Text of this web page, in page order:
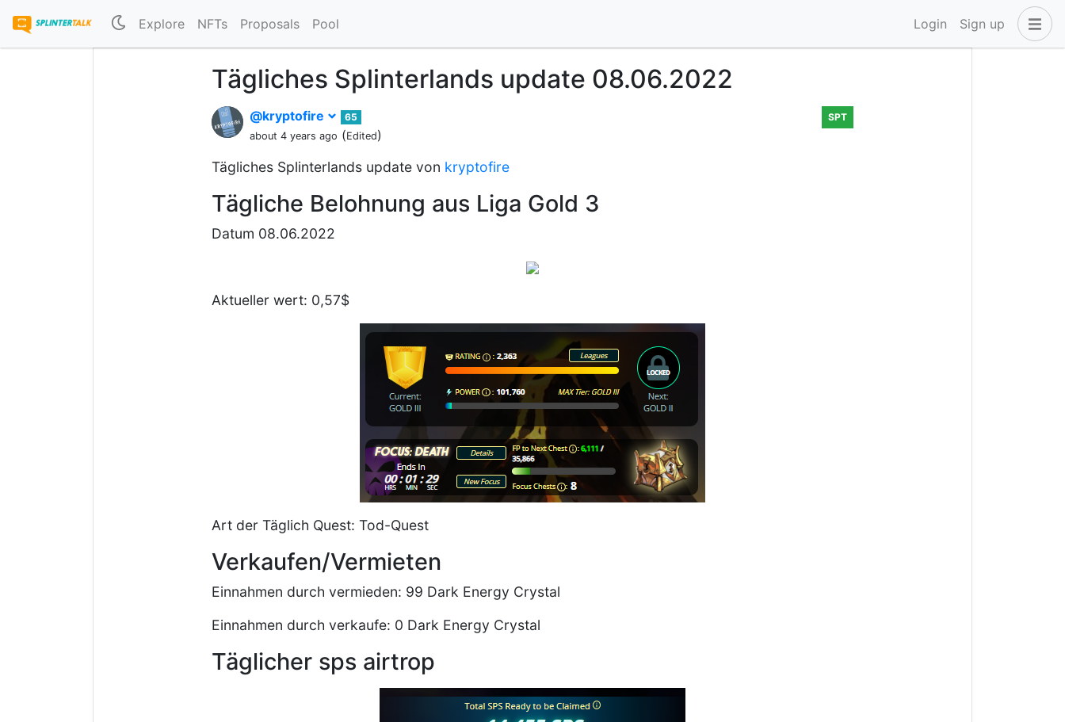
Explore NFTs Proposals Pool Login Sign up
Tägliches Splinterlands update 08.06.2022
@kryptofire
65
about 4 years ago (Edited)
SPT
Tägliches Splinterlands update von kryptofire
Tägliche Belohnung aus Liga Gold 3
Datum 08.06.2022
Aktueller wert: 0,57$
Art der Täglich Quest: Tod-Quest
Verkaufen/Vermieten
Einnahmen durch vermieden: 99 Dark Energy Crystal
Einnahmen durch verkaufe: 0 Dark Energy Crystal
Täglicher sps airtrop